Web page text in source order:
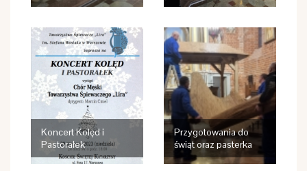
Koncert Kolęd i
Pastorałek
Przygotowania do
świąt oraz pasterka